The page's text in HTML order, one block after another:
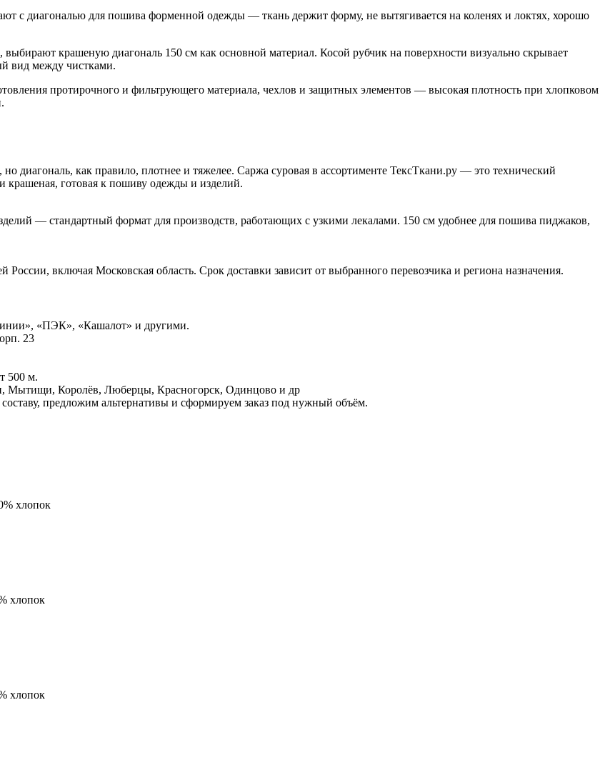
с диагональю для пошива форменной одежды — ткань держит форму, не вытягивается на коленях и локтях, хорошо
крашеную диагональ 150 см как основной материал. Косой рубчик на поверхности визуально скрывает
вид между чистками.
протирочного и фильтрующего материала, чехлов и защитных элементов — высокая плотность при хлопковом
диагональ, как правило, плотнее и тяжелее. Саржа суровая в ассортименте ТексТкани.ру — это технический
крашеная, готовая к пошиву одежды и изделий.
— стандартный формат для производств, работающих с узкими лекалами. 150 см удобнее для пошива пиджаков,
включая Московская область. Срок доставки зависит от выбранного перевозчика и региона назначения.
«ПЭК», «Кашалот» и другими.
23
500 м.
Мытищи, Королёв, Люберцы, Красногорск, Одинцово и др
предложим альтернативы и сформируем заказ под нужный объём.
хлопок
хлопок
хлопок